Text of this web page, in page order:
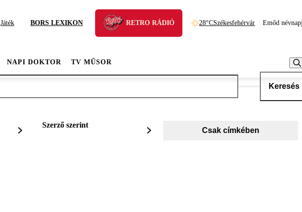
Játék BORS LEXIKON RETRO RÁDIÓ 28°CSzékesfehérvár Emőd
NAPI DOKTOR TV MŰSOR
Keresés
Szerző szerint
Csak címkében